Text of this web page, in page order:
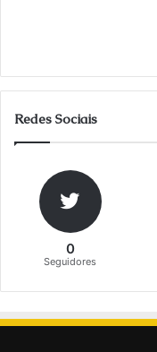
Redes Sociais
0
Seguidores